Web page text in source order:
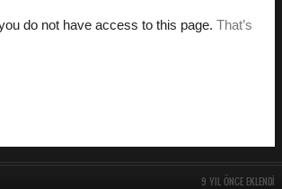
9 YIL ÖNCE EKLENDI